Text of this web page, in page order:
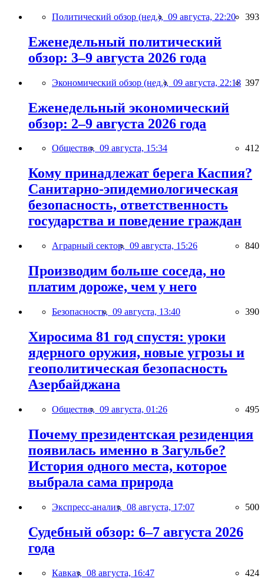
Политический обзор (нед.), 09 августа, 22:20 393
Еженедельный политический
обзор: 3–9 августа 2026 года
Экономический обзор (нед.), 09 августа, 22:18 397
Еженедельный экономический
обзор: 2–9 августа 2026 года
Общество, 09 августа, 15:34 412
Кому принадлежат берега Каспия?
Санитарно-эпидемиологическая
безопасность, ответственность
государства и поведение граждан
Аграрный сектор, 09 августа, 15:26 840
Производим больше соседа, но
платим дороже, чем у него
Безопасность, 09 августа, 13:40 390
Хиросима 81 год спустя: уроки
ядерного оружия, новые угрозы и
геополитическая безопасность
Азербайджана
Общество, 09 августа, 01:26 495
Почему президентская резиденция
появилась именно в Загульбе?
История одного места, которое
выбрала сама природа
Экспресс-анализ, 08 августа, 17:07 500
Судебный обзор: 6–7 августа 2026
года
Кавказ, 08 августа, 16:47 424